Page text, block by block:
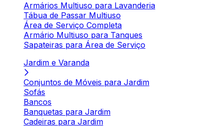
Armários Multiuso para Lavanderia
Tábua de Passar Multiuso
Área de Serviço Completa
Armário Multiuso para Tanques
Sapateiras para Área de Serviço
Jardim e Varanda
Conjuntos de Móveis para Jardim
Sofás
Bancos
Banquetas para Jardim
Cadeiras para Jardim